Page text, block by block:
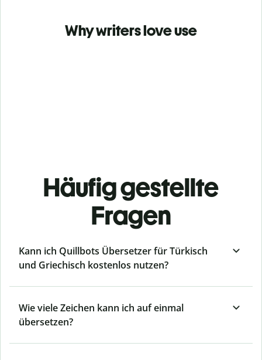
Why writers love use
Häufig gestellte
Fragen
Kann ich Quillbots Übersetzer für Türkisch
und Griechisch kostenlos nutzen?
Wie viele Zeichen kann ich auf einmal
übersetzen?